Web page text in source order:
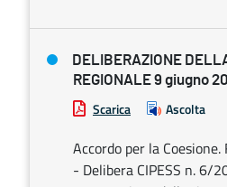
DELIBERAZIONE
REGIONALE 9 giugno
Scarica Ascolta
Accordo per la
- Delibera CIPESS n. 6/